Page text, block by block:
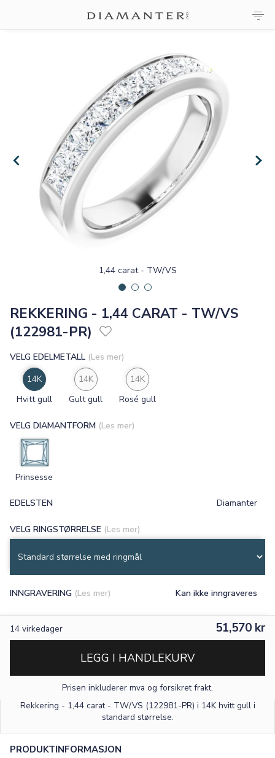
1,44 carat - TW/VS
REKKERING - 1,44 CARAT - TW/VS
(122981-PR)
EDELSTEN Diamanter
VELG EDELMETALL (Les mer)
14K
Hvitt gull
14K
Gult gull
14K
Rosé gull
VELG DIAMANTFORM (Les mer)
Prinsesse
VELG RINGSTØRRELSE (Les mer)
INNGRAVERING (Les mer) Kan ikke inngraveres
14 virkedager 51,570 kr
LEGG I HANDLEKURV
Prisen inkluderer mva og forsikret frakt.
Rekkering - 1,44 carat - TW/VS (122981-PR) i 14K hvitt gulli
standard størrelse.
PRODUKTINFORMASJON